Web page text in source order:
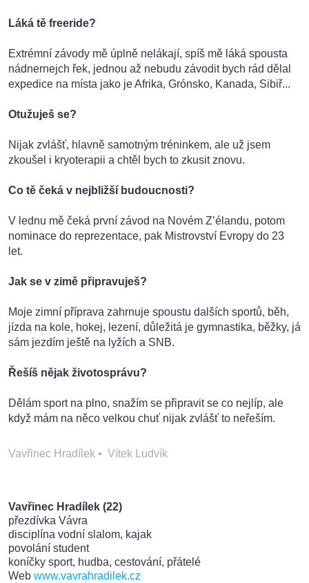
Láká tě freeride?
Extrémní závody mě úplně nelákají, spíš mě láká spousta
nádnernejch řek, jednou až nebudu závodit bych rád dělal
expedice na místa jako je Afrika, Grónsko, Kanada, Sibiř...
Otužuješ se?
Nijak zvlášť, hlavně samotným tréninkem, ale už jsem
zkoušel i kryoterapii a chtěl bych to zkusit znovu.
Co tě čeká v nejbližší budoucnosti?
V lednu mě čeká první závod na Novém Z’élandu, potom
nominace do reprezentace, pak Mistrovství Evropy do 23
let.
Jak se v zimě připravuješ?
Moje zimní příprava zahrnuje spoustu dalších sportů, běh,
jízda na kole, hokej, lezení, důležitá je gymnastika, běžky, já
sám jezdím ještě na lyžích a SNB.
Řešíš nějak životosprávu?
Dělám sport na plno, snažím se připravit se co nejlíp, ale
když mám na něco velkou chuť nijak zvlášť to neřeším.
Vavřinec Hradílek • Vítek Ludvík
Vavřinec Hradílek (22)
přezdívka Vávra
disciplína vodní slalom, kajak
povolání student
koníčky sport, hudba, cestování, přátelé
Web www.vavrahradilek.cz